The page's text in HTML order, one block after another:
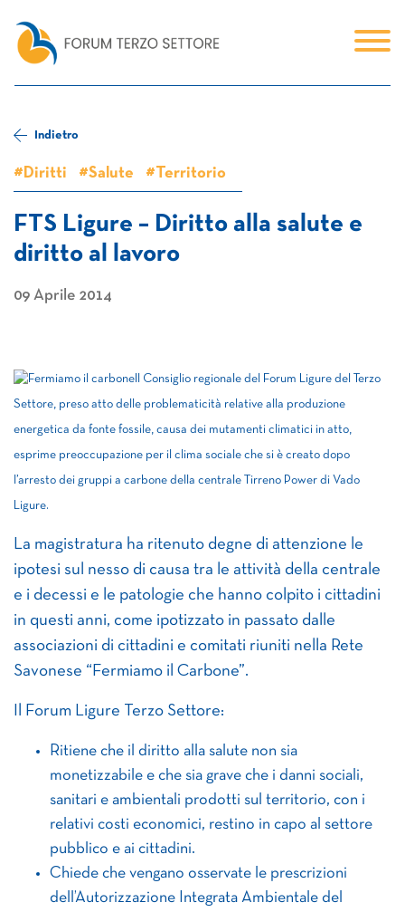
Indietro
#Diritti #Salute #Territorio
FTS Ligure – Diritto alla salute e
diritto al lavoro
09 Aprile 2014
Il Consiglio regionale del Forum Ligure del Terzo
Settore, preso atto delle problematicità relative alla produzione
energetica da fonte fossile, causa dei mutamenti climatici in atto,
esprime preoccupazione per il clima sociale che si è creato dopo
l’arresto dei gruppi a carbone della centrale Tirreno Power di Vado
Ligure.
La magistratura ha ritenuto degne di attenzione le
ipotesi sul nesso di causa tra le attività della centrale
e i decessi e le patologie che hanno colpito i cittadini
in questi anni, come ipotizzato in passato dalle
associazioni di cittadini e comitati riuniti nella Rete
Savonese “Fermiamo il Carbone”.
Il Forum Ligure Terzo Settore:
Ritiene che il diritto alla salute non sia
monetizzabile e che sia grave che i danni sociali,
sanitari e ambientali prodotti sul territorio, con i
relativi costi economici, restino in capo al settore
pubblico e ai cittadini.
Chiede che vengano osservate le prescrizioni
dell’Autorizzazione Integrata Ambientale del